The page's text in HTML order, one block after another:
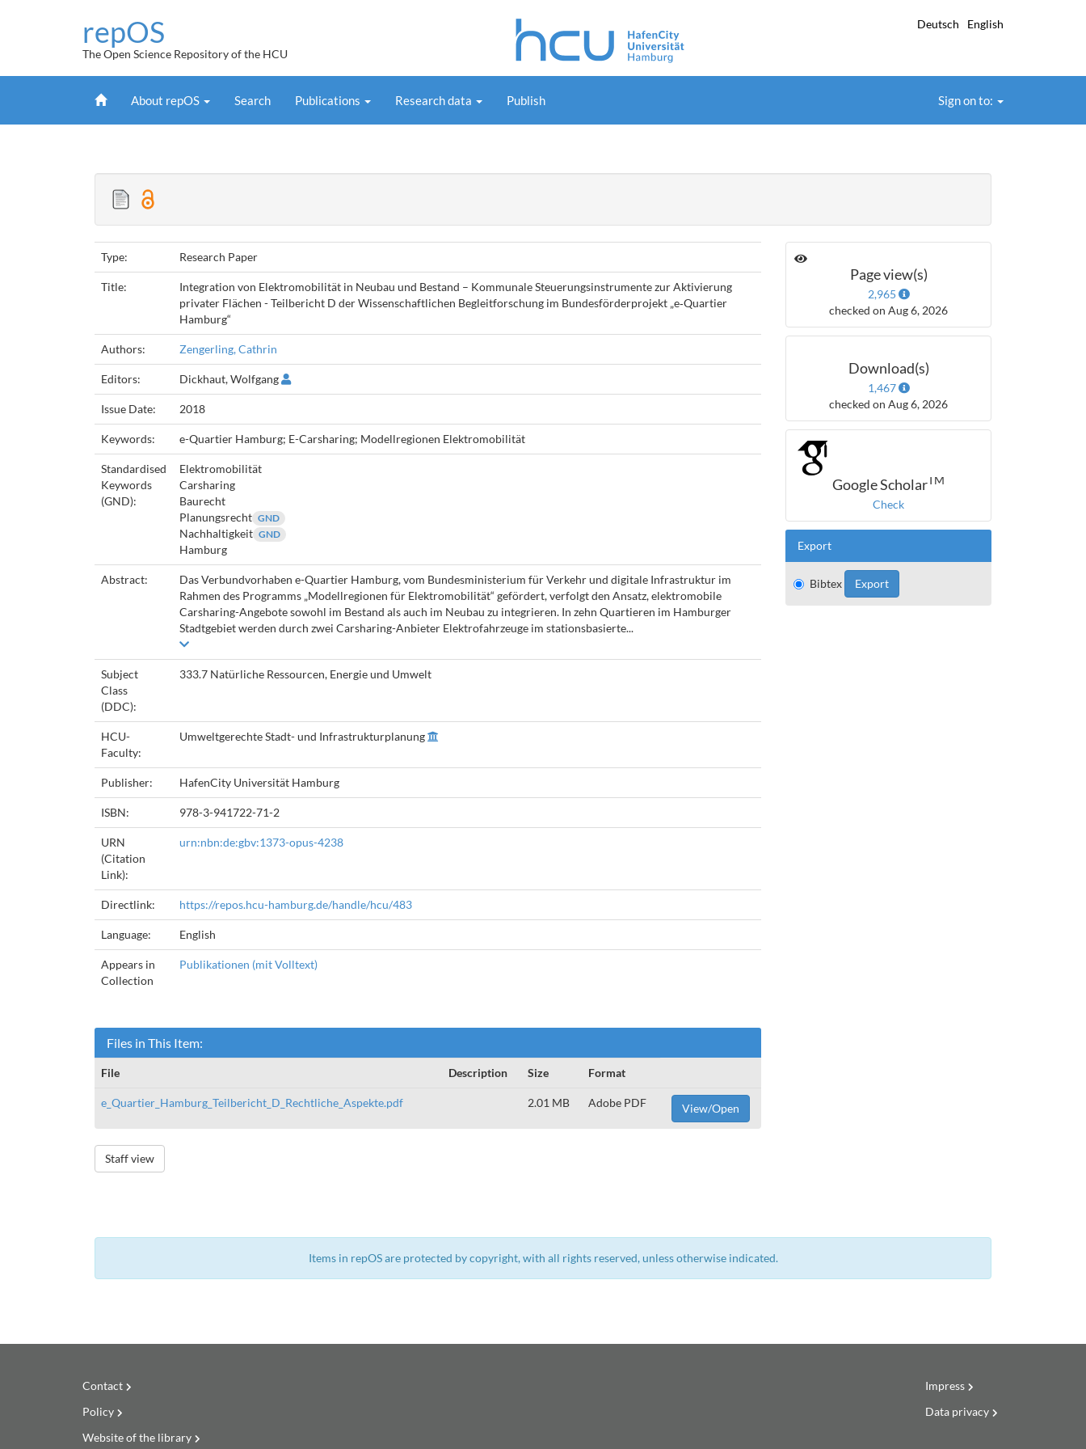
repOS
The Open Science Repository of the HCU
Deutsch English
HomeAbout repOS Search Publications Research data Publish Sign on to:
Type: Research Paper
Title:
Integration von Elektromobilität in Neubau und Bestand – Kommunale Steuerungsinstrumente zur Aktivierung
privater Flächen - Teilbericht D der Wissenschaftlichen Begleitforschung im Bundesförderprojekt „e‐Quartier
Hamburg“
Authors: Zengerling, Cathrin
Editors: Dickhaut, Wolfgang
Issue Date: 2018
Keywords: e-Quartier Hamburg; E-Carsharing; Modellregionen Elektromobilität
Standardised
Keywords
(GND):
Elektromobilität
Carsharing
Baurecht
Planungsrecht GND
Nachhaltigkeit GND
Hamburg
Abstract:
Das Verbundvorhaben e-Quartier Hamburg, vom Bundesministerium für Verkehr und digitale Infrastruktur im
Rahmen des Programms „Modellregionen für Elektromobilität“ gefördert, verfolgt den Ansatz, elektromobile
Carsharing-Angebote sowohl im Bestand als auch im Neubau zu integrieren. In zehn Quartieren im Hamburger
Stadtgebiet werden durch zwei Carsharing-Anbieter Elektrofahrzeuge im stationsbasierte...
Subject
Class
(DDC):
333.7 Natürliche Ressourcen, Energie und Umwelt
HCU-
Faculty:
Umweltgerechte Stadt- und Infrastrukturplanung
Publisher: HafenCity Universität Hamburg
ISBN: 978-3-941722-71-2
URN
(Citation
Link):
urn:nbn:de:gbv:1373-opus-4238
Directlink: https://repos.hcu-hamburg.de/handle/hcu/483
Language: English
Appears in
Collection
Publikationen (mit Volltext)
Files in This Item:
File Description Size Format
e_Quartier_Hamburg_Teilbericht_D_Rechtliche_Aspekte.pdf 2.01 MB Adobe PDF View/Open
Staff view
Page view(s)
2,965
checked on Aug 6, 2026
Download(s)
1,467
checked on Aug 6, 2026
Google ScholarTM
Check
Export
Bibtex
Items in repOS are protected by copyright, with all rights reserved, unless otherwise indicated.
Contact
Policy
Website of the library
Impress
Data privacy